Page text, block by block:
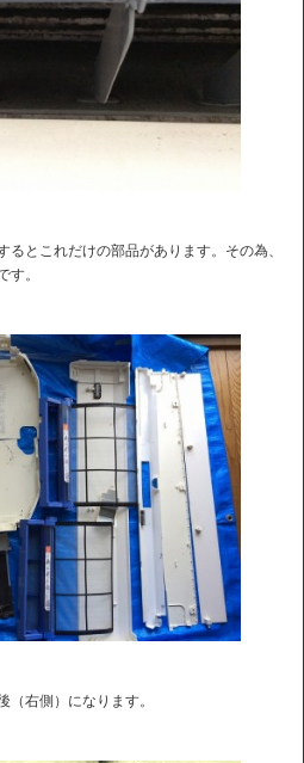
とこれだけの部品があります。その為、
す。
右側）になります。